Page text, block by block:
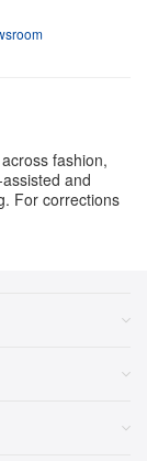
นมาไว้ ณ
ได้ในแกล
fashion,
and
For corrections